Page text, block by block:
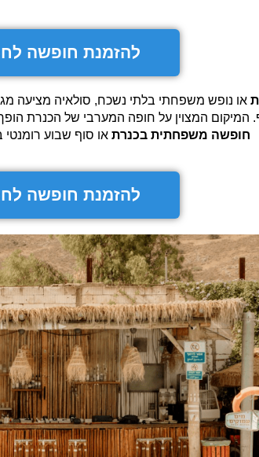
להזמנת חופשה
או נופש משפחתי בלתי נשכח, סולאיה מציעה
המיקום המצוין על חופה המערבי של הכנרת
חופשה משפחתית בכנרת או סוף שבוע
להזמנת חופשה